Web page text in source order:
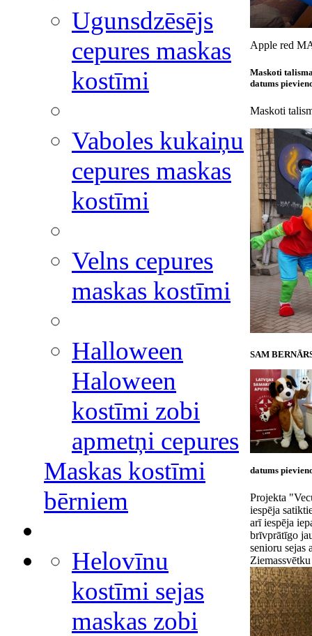
Ugunsdzēsējs
cepures maskas
kostīmi
Vaboles kukaiņu
cepures maskas
kostīmi
Velns cepures
maskas kostīmi
Halloween
Haloween
kostīmi zobi
apmetņi cepures
Maskas kostīmi
bērniem
Helovīnu
kostīmi sejas
maskas zobi
Apple red
Maskoti
datums
Maskoti
SAM
datums
Projekta
iespēja
arī iespēja
brīvprātīgo
senioru sejas